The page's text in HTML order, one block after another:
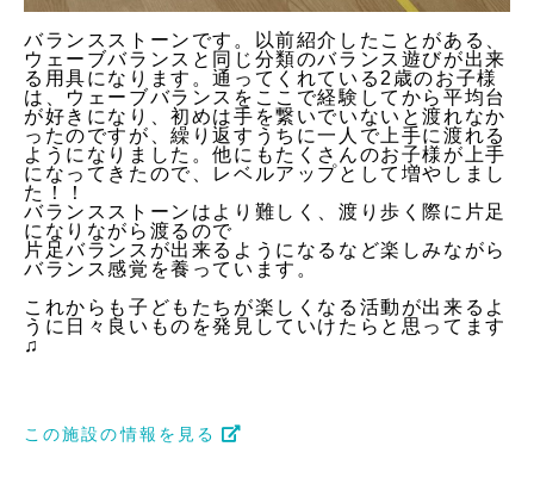
バランスストーンです。以前紹介したことがある、
ウェーブバランスと同じ分類のバランス遊びが出来
る用具になります。通ってくれている2歳のお子様
は、ウェーブバランスをここで経験してから平均台
が好きになり、初めは手を繋いでいないと渡れなか
ったのですが、繰り返すうちに一人で上手に渡れる
ようになりました。他にもたくさんのお子様が上手
になってきたので、レベルアップとして増やしまし
た！！
バランスストーンはより難しく、渡り歩く際に片足
になりながら渡るので
片足バランスが出来るようになるなど楽しみながら
バランス感覚を養っています。
これからも子どもたちが楽しくなる活動が出来るよ
うに日々良いものを発見していけたらと思ってます
♫
この施設の情報を見る